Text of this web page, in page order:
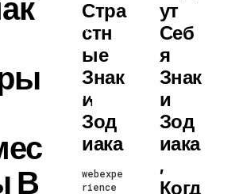
КОМПЬЮТЕРЫ И
ГАДЖЕТЫ
В
Стра
Стн
Ые
Знак
И
Зод
Иака
webexpe
rience
Ут
Себ
Я
Знак
И
Зод
Иака
,
Когд